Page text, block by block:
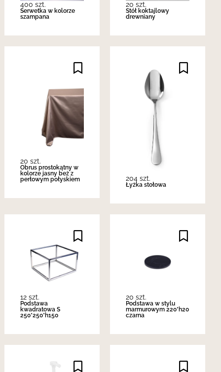
400 szt.
Serwetka w kolorze
szampana
20 szt.
Stół koktajlowy
drewniany
20 szt.
Obrus prostokątny w
kolorze jasny beż z
perłowym połyskiem
204 szt.
Łyżka stołowa
12 szt.
Podstawa
kwadratowa S
250*250*h150
20 szt.
Podstawa w stylu
marmurowym 220*h20
czarna